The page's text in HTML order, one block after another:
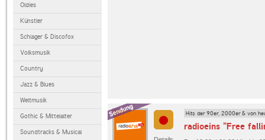
Oldies
Künstler
Schlager & Discofox
Volksmusik
Country
Jazz & Blues
Weltmusik
Gothic & Mittelalter
Soundtracks & Musical
Hits der 90er, 2000er & von
radioeins "Free